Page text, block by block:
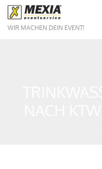
WIR MACHEN DEIN EVENT!